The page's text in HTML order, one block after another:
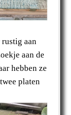
aan
aan de
hebben ze
platen